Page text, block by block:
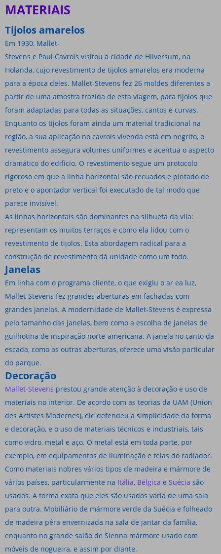
MATERIAIS
Tijolos amarelos
Em 1930, Mallet-
Stevens e Paul Cavrois visitou a cidade de Hilversum, na
Holanda, cujo revestimento de tijolos amarelos era moderna
para a época deles. Mallet-Stevens fez 26 moldes diferentes a
partir de uma amostra trazida de esta viagem, para tijolos que
foram adaptadas para todas as situações, cantos e curvas.
Enquanto os tijolos foram ainda um material tradicional na
região, a sua aplicação no cavrois vivenda está em negrito, o
revestimento assegura volumes uniformes e acentua o aspecto
dramático do edifício. O revestimento segue um protocolo
rigoroso em que a linha horizontal são recuados e pintado de
preto e o apontador vertical foi executado de tal modo que
parece invisível.
As linhas horizontais são dominantes na silhueta da vila:
representam os muitos terraços e como ela lidou com o
revestimento de tijolos. Esta abordagem radical para a
construção de revestimento dá unidade como um todo.
Janelas
Em linha com o programa cliente, o que exigiu o ar ea luz,
Mallet-Stevens fez grandes aberturas em fachadas com
grandes janelas. A modernidade de Mallet-Stevens é expressa
pelo tamanho das janelas, bem como a escolha de janelas de
guilhotina de inspiração norte-americana. A janela no canto da
escada, como as outras aberturas, oferece uma visão particular
do parque.
Decoração
Mallet-Stevens prestou grande atenção à decoração e uso de
materiais no interior. De acordo com as teorias da UAM (Union
des Artistes Modernes), ele defendeu a simplicidade da forma
e decoração, e o uso de materiais técnicos e industriais, tais
como vidro, metal e aço. O metal está em toda parte, por
exemplo, em equipamentos de iluminação e telas do radiador.
Como materiais nobres vários tipos de madeira e mármore de
vários países, particularmente na Itália, Bélgica e Suécia são
usados. A forma exata que eles são usados ​​varia de uma sala
para outra. Mobiliário de mármore verde da Suécia e folheado
de madeira pêra envernizada na sala de jantar da família,
enquanto no grande salão de Sienna mármore usado com
móveis de nogueira, e assim por diante.